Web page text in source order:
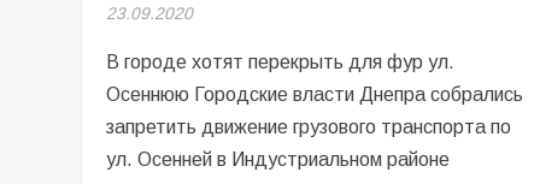
23.09.2020
В городе хотят перекрыть для фур ул.
Осеннюю Городские власти Днепра собрались
запретить движение грузового транспорта по
ул. Осенней в Индустриальном районе